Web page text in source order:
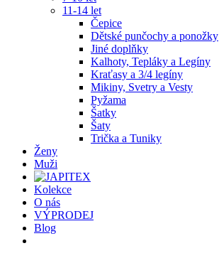
11-14 let
Čepice
Dětské punčochy a ponožky
Jiné doplňky
Kalhoty, Tepláky a Legíny
Kraťasy a 3/4 legíny
Mikiny, Svetry a Vesty
Pyžama
Šatky
Šaty
Trička a Tuniky
Ženy
Muži
Kolekce
O nás
VÝPRODEJ
Blog